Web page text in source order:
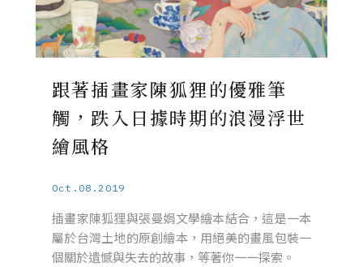
跟著插畫家陳狐狸的優雅筆
觸，跌入日據時期的浪漫浮世
繪風格
Oct.08.2019
插畫家陳狐狸與張曼娟文學繪本結合，這是一本
屬於台灣土地的原創繪本，用絕美的畫風包裝一
個關於遺憾與失去的故事，等著你一一探索。